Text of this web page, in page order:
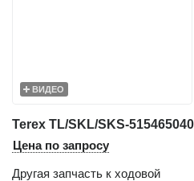
ВИДЕО
Цена по запросу
Другая запчасть к ходовой